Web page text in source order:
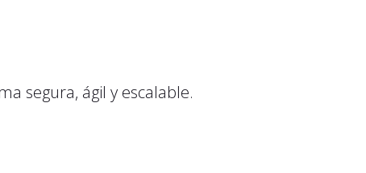
segura, ágil y escalable.